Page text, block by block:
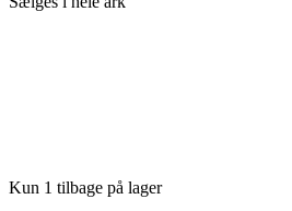
Kun 1 tilbage på lager